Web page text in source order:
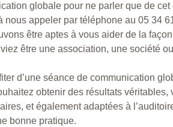
globale pour ne parler que de
nous appeler par téléphone au 05 34
être aptes à vous aider de la
être une association, une société
d’une séance de communication
obtenir des résultats véritables,
et également adaptées à
bonne pratique.